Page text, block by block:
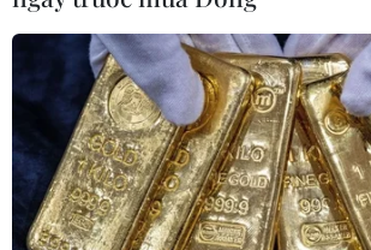
Dịch tả bùng phát nghiêm trọng tại
Nigeria, hàng trăm người tử vong
23/07/2026 07:23